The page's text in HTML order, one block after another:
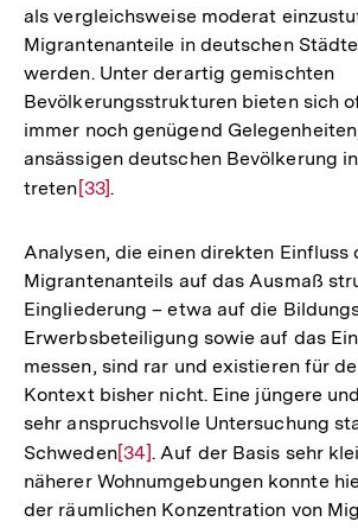
als vergleichsweise moderat
Migrantenanteile in deutschen
werden. Unter derartig gemischten
Bevölkerungsstrukturen bieten sich
immer noch genügend
ansässigen deutschen Bevölkerung
tretenZur
der
Fußnote
[33].
Analysen, die einen direkten Einfluss
Migrantenanteils auf das Ausmaß
Eingliederung – etwa auf die
Erwerbsbeteiligung sowie auf das
messen, sind rar und existieren für
Kontext bisher nicht. Eine jüngere
sehr anspruchsvolle Untersuchung
SchwedenZur
Auflösung
der
[34]. Auf der Basis sehr
näherer Wohnumgebungen konnte
der räumlichen Konzentration von